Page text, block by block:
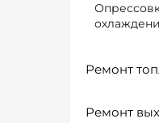
Ремонт
Ремонт